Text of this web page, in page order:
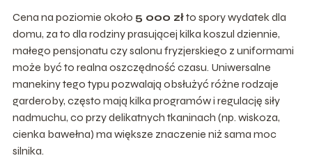
Cena na poziomie około 5 000 złto spory wydatek dla
domu, za to dla rodziny prasującej kilka koszul dziennie,
małego pensjonatu czy salonu fryzjerskiego z uniformami
może być to realna oszczędność czasu. Uniwersalne
manekiny tego typu pozwalają obsłużyć różne rodzaje
garderoby, często mają kilka programów i regulację siły
nadmuchu, co przy delikatnych tkaninach (np. wiskoza,
cienka bawełna) ma większe znaczenie niż sama moc
silnika.